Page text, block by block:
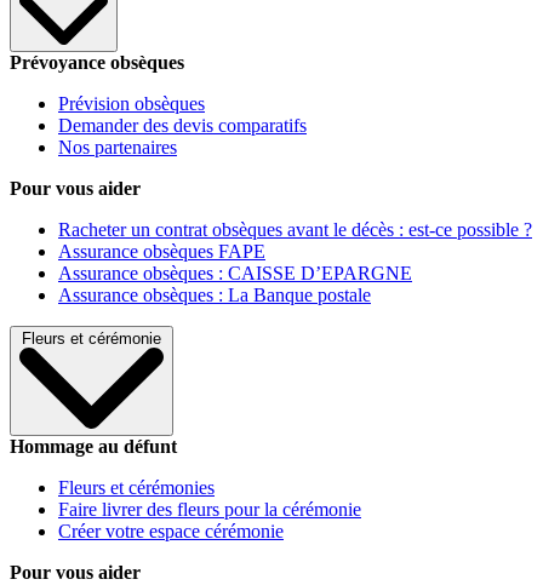
Prévoyance obsèques
Prévision obsèques
Demander des devis comparatifs
Nos partenaires
Pour vous aider
Racheter un contrat obsèques avant le décès : est-ce possible ?
Assurance obsèques FAPE
Assurance obsèques : CAISSE D’EPARGNE
Assurance obsèques : La Banque postale
Fleurs et cérémonie
Hommage au défunt
Fleurs et cérémonies
Faire livrer des fleurs pour la cérémonie
Créer votre espace cérémonie
Pour vous aider